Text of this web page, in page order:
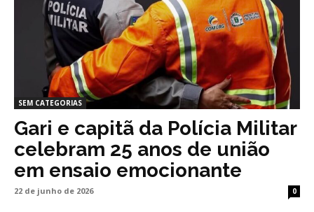
SEM CATEGORIAS
Gari e capitã da Polícia Militar
celebram 25 anos de união
em ensaio emocionante
22 de junho de 2026 0